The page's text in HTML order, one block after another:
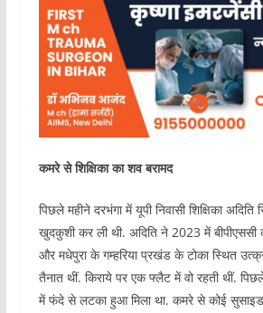
कमरे से शिक्षिका का शव बरामद
पिछले महीने दरभंगा में यूपी निवासी शिक्षिका अदिति
खुदकुशी कर ली थी. अदिति ने 2023 में बीपीएससी
और मधेपुरा के गम्हरिया प्रखंड के टोका स्थित
तैनात थीं. किराये पर एक फ्लैट में वो रहती थीं.
में फंदे से लटका हुआ मिला था. कमरे से कोई सुसाइड